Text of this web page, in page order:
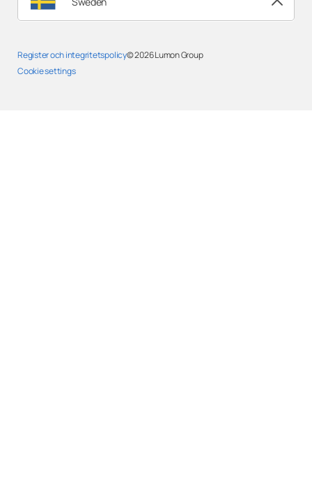
Register och integritetspolicy
Cookie settings
© 2026Lumon Group